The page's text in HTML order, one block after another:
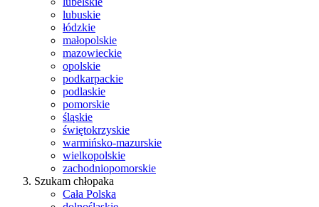
lubuskie
łódzkie
małopolskie
mazowieckie
opolskie
podkarpackie
podlaskie
pomorskie
śląskie
świętokrzyskie
warmińsko-mazurskie
wielkopolskie
zachodniopomorskie
Szukam chłopaka
Cała Polska